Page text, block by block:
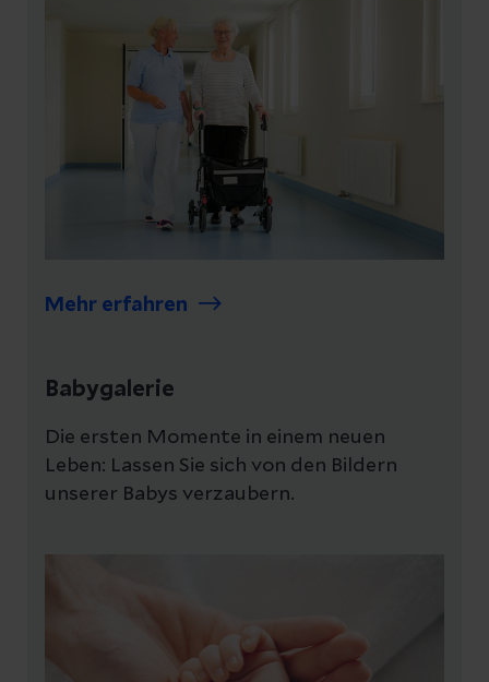
Mehr erfahren
Babygalerie
Die ersten Momente in einem neuen
Leben: Lassen Sie sich von den Bildern
unserer Babys verzaubern.